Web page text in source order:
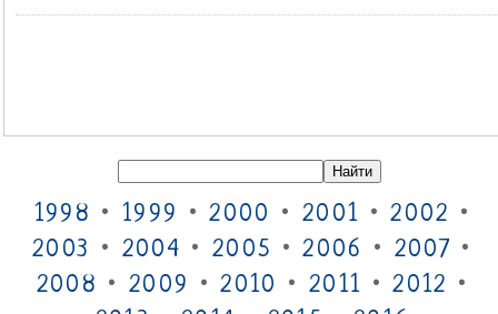
Приятного Вам ознакомления и успешного просветления,
Смотрите также на Рамха-ТВ:
Колыбель современной цивилизации